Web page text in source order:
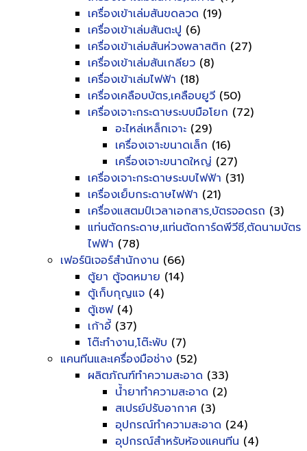
เครื่องเข้าเล่มสันขดลวด (19)
เครื่องเข้าเล่มสันตะปู (6)
เครื่องเข้าเล่มสันห่วงพลาสติก (27)
เครื่องเข้าเล่มสันเกลียว (8)
เครื่องเข้าเล่มไฟฟ้า (18)
เครื่องเคลือบบัตร,เคลือบยูวี (50)
เครื่องเจาะกระดาษระบบมือโยก (72)
อะไหล่เหล็กเจาะ (29)
เครื่องเจาะขนาดเล็ก (16)
เครื่องเจาะขนาดใหญ่ (27)
เครื่องเจาะกระดาษระบบไฟฟ้า (31)
เครื่องเย็บกระดาษไฟฟ้า (21)
เครื่องแสตมป์เวลาเอกสาร,บัตรจอดรถ (3)
แท่นตัดกระดาษ,แท่นตัดการ์ดพีวีซี,ตัดนามบัตร
ไฟฟ้า (78)
เฟอร์นิเจอร์สำนักงาน (66)
ตู้ยา ตู้จดหมาย (14)
ตู้เก็บกุญแจ (4)
ตู้เซฟ(4)
เก้าอี้ (37)
โต๊ะทำงาน,โต๊ะพับ (7)
แคนทีนและเครื่องมือช่าง (52)
ผลิตภัณฑ์ทำความสะอาด (33)
น้ำยาทำความสะอาด (2)
สเปรย์ปรับอากาศ (3)
อุปกรณ์ทำความสะอาด (24)
อุปกรณ์สำหรับห้องแคนทีน (4)